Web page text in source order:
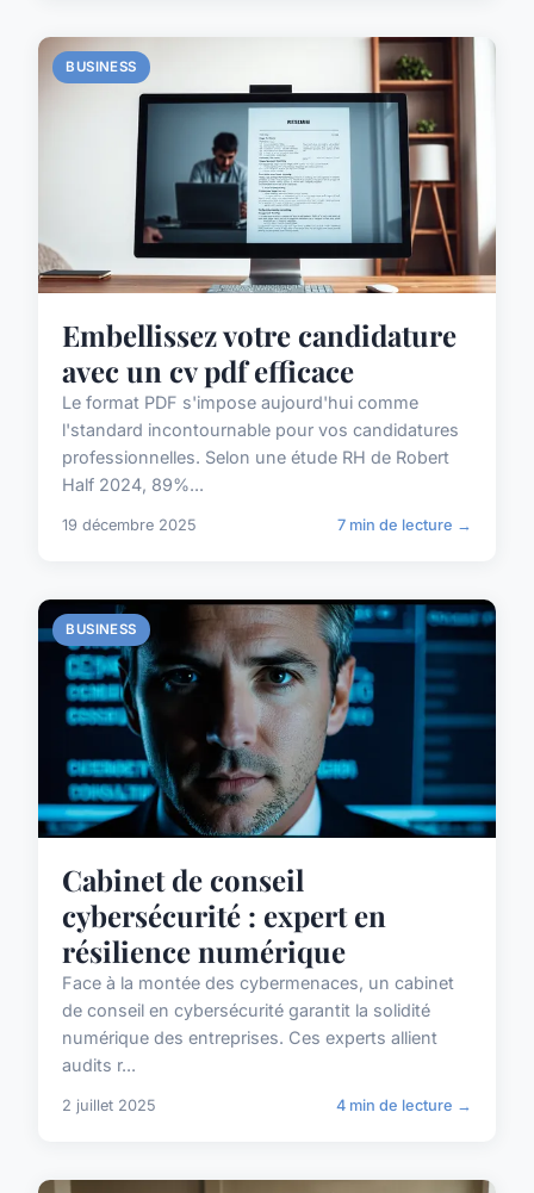
BUSINESS
Embellissez votre candidature
avec un cv pdf efficace
Le format PDF s'impose aujourd'hui comme
l'standard incontournable pour vos candidatures
professionnelles. Selon une étude RH de Robert
Half 2024, 89%...
19 décembre 2025 7 min de lecture →
BUSINESS
Cabinet de conseil
cybersécurité : expert en
résilience numérique
Face à la montée des cybermenaces, un cabinet
de conseil en cybersécurité garantit la solidité
numérique des entreprises. Ces experts allient
audits r...
2 juillet 2025 4 min de lecture →